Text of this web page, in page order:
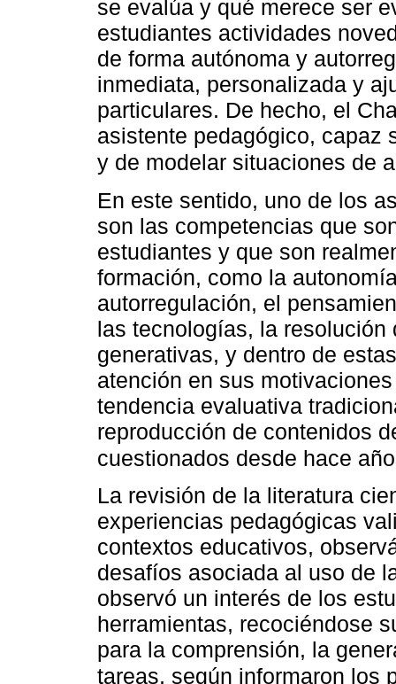
se evalúa y qué merece ser
estudiantes actividades
de forma autónoma y
inmediata, personalizada y
particulares. De hecho, el
asistente pedagógico, capaz
y de modelar situaciones de
En este sentido, uno de los
son las competencias que
estudiantes y que son
formación, como la
autorregulación, el
las tecnologías, la resolución
generativas, y dentro de
atención en sus
tendencia evaluativa
reproducción de contenidos
cuestionados desde hace
La revisión de la literatura
experiencias pedagógicas
contextos educativos,
desafíos asociada al uso de
observó un interés de los
herramientas, recociéndose
para la comprensión, la
tareas, según informaron los